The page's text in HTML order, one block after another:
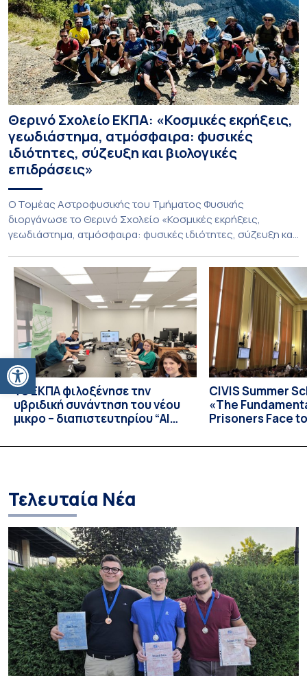
Ανοίξτε τη γραμμή εργαλείων
Θερινό Σχολείο ΕΚΠΑ: «Κοσμικές εκρήξεις,
γεωδιάστημα, ατμόσφαιρα: φυσικές
ιδιότητες, σύζευξη και βιολογικές
επιδράσεις»
Ο Τομέας Αστροφυσικής του Τμήματος Φυσικής
διοργάνωσε το Θερινό Σχολείο «Κοσμικές εκρήξεις,
γεωδιάστημα, ατμόσφαιρα: φυσικές ιδιότητες, σύζευξη και
Ιουλίου 2026 υπό τον συντονισμό του Καθηγητή Ιωάννη
Δαγκλή. Το Σχολείο φιλοξενήθηκε από το Ίδρυμα της
Βουλής των Ελλήνων για τον Κοινοβουλευτισμό και τη
Δημοκρατία στο Πάρκο Εθνικής Συμφιλίωσης, σε
απομακρυσμένο […]
Το ΕΚΠΑ φιλοξένησε την
υβριδική συνάντηση του νέου
μικρο – διαπιστευτηρίου “AI
Creation”
CIVIS Summer
«The
Prisoners Face
Prison Realities
Τελευταία Νέα